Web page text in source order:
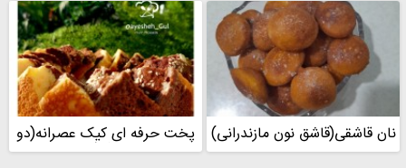
نان قاشقی(قاشق نون مازندرانی) پخت حرفه ای کیک عصرانه(دو
رنگ)